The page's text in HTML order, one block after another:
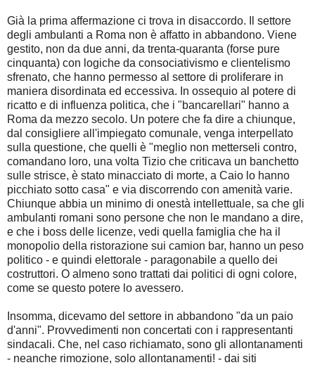
Già la prima affermazione ci trova in disaccordo. Il settore
degli ambulanti a Roma non è affatto in abbandono. Viene
gestito, non da due anni, da trenta-quaranta (forse pure
cinquanta) con logiche da consociativismo e clientelismo
sfrenato, che hanno permesso al settore di proliferare in
maniera disordinata ed eccessiva. In ossequio al potere di
ricatto e di influenza politica, che i "bancarellari" hanno a
Roma da mezzo secolo. Un potere che fa dire a chiunque,
dal consigliere all'impiegato comunale, venga interpellato
sulla questione, che quelli è "meglio non metterseli contro,
comandano loro, una volta Tizio che criticava un banchetto
sulle strisce, è stato minacciato di morte, a Caio lo hanno
picchiato sotto casa" e via discorrendo con amenità varie.
Chiunque abbia un minimo di onestà intellettuale, sa che gli
ambulanti romani sono persone che non le mandano a dire,
e che i boss delle licenze, vedi quella famiglia che ha il
monopolio della ristorazione sui camion bar, hanno un peso
politico - e quindi elettorale - paragonabile a quello dei
costruttori. O almeno sono trattati dai politici di ogni colore,
come se questo potere lo avessero.
Insomma, dicevamo del settore in abbandono "da un paio
d'anni". Provvedimenti non concertati con i rappresentanti
sindacali. Che, nel caso richiamato, sono gli allontanamenti
- neanche rimozione, solo allontanamenti! - dai siti